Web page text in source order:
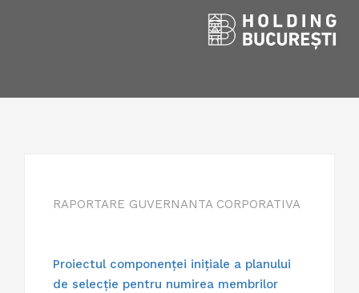
RAPORTARE GUVERNANTA CORPORATIVA
Proiectul componenței inițiale a planului
de selecție pentru numirea membrilor